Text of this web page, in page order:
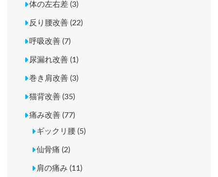
体の左右差 (3)
反り腰改善 (22)
呼吸改善 (7)
尿漏れ改善 (1)
巻き肩改善 (3)
猫背改善 (35)
痛み改善 (77)
ギックリ腰 (5)
仙骨痛 (2)
肩の痛み (11)